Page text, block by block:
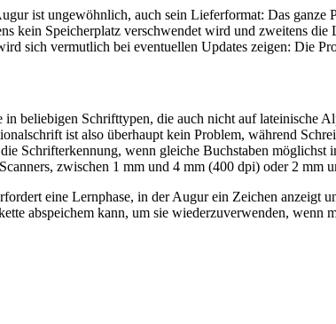
ist ungewöhnlich, auch sein Lieferformat: Das
kein Speicherplatz verschwendet wird und zweitens
sich vermutlich bei eventuellen Updates zeigen: Die
beliebigen Schrifttypen, die auch nicht auf lateinische
ist also überhaupt kein Problem, während
Schrifterkennung, wenn gleiche Buchstaben
zwischen 1 mm und 4 mm (400 dpi) oder 2 mm
eine Lernphase, in der Augur ein Zeichen anzeigt
abspeichem kann, um sie wiederzuverwenden,